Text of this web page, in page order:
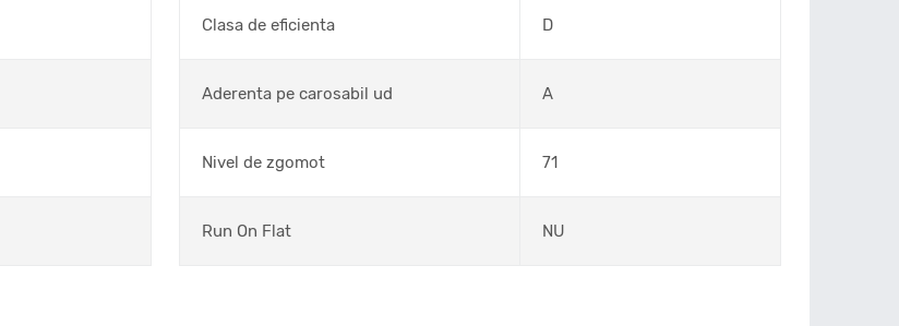
Clasa de eficienta D
Aderenta pe carosabil ud A
Nivel de zgomot 71
Run On Flat NU